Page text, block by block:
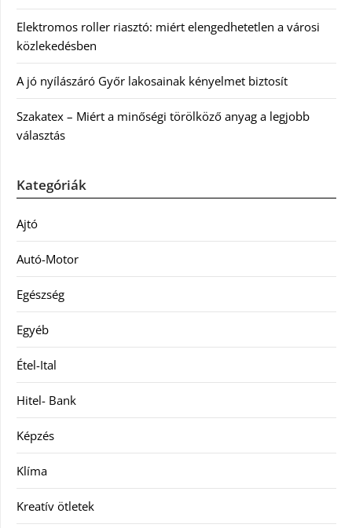
Elektromos roller riasztó: miért elengedhetetlen a városi
közlekedésben
A jó nyílászáró Győr lakosainak kényelmet biztosít
Szakatex – Miért a minőségi törölköző anyag a legjobb
választás
Kategóriák
Ajtó
Autó-Motor
Egészség
Egyéb
Étel-Ital
Hitel- Bank
Képzés
Klíma
Kreatív ötletek